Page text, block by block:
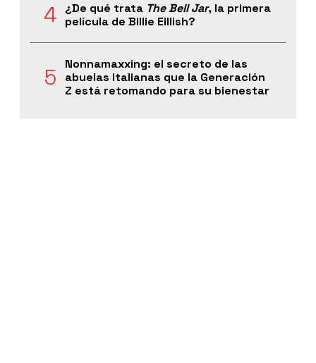
¿De qué trata The Bell Jar, la primera
película de Billie Eillish?
Nonnamaxxing: el secreto de las
abuelas italianas que la Generación
Z está retomando para su bienestar